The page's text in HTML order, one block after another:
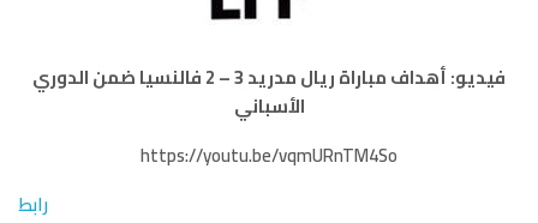
فيديو: أهداف مباراة ريال مدريد 3 – 2 فالنسيا ضمن الدوري
الأسباني
https://youtu.be/vqmURnTM4So
رابط